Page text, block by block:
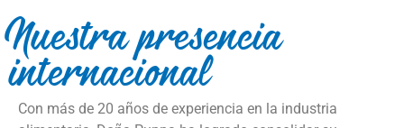
Nuestra presencia
internacional
Con más de 20 años de experiencia en la industria